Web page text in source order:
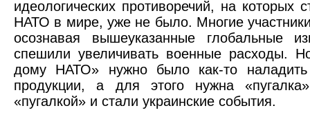
идеологических противоречий, на которых
НАТО в мире, уже не было. Многие участники
осознавая вышеуказанные глобальные
спешили увеличивать военные расходы.
дому НАТО» нужно было как-то наладить
продукции, а для этого нужна
«пугалкой» и стали украинские события.